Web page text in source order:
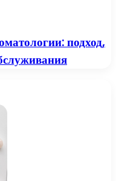
подход,